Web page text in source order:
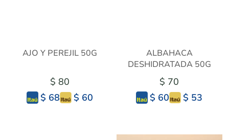
AJO Y PEREJIL 50G
$ 80
$ 68
$ 60
ALBAHACA
DESHIDRATADA 50G
$ 70
$ 60
$ 53